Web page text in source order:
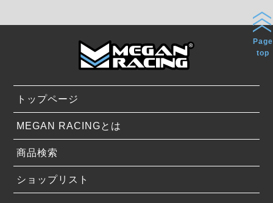
トップページ
MEGAN RACINGとは
商品検索
ショップリスト
Page
top